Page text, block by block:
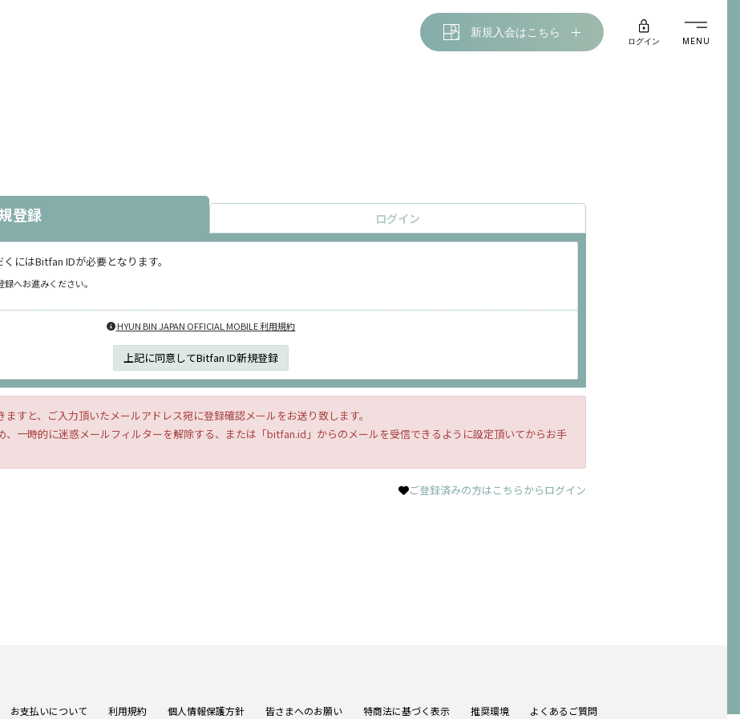
新規入会はこちら
ログイン MENU
登録 ログイン
にはBitfan IDが必要となります。
へお進みください。
HYUN BIN JAPAN OFFICIAL MOBILE 利用規約
上記に同意してBitfan ID新規登録
すと、ご入力頂いたメールアドレス宛に登録確認メールをお送り致します。
、一時的に迷惑メールフィルターを解除する、または「bitfan.id」からのメールを受信できるように設定頂いてからお手
ご登録済みの方はこちらからログイン
お支払いについて 利用規約 個人情報保護方針 皆さまへのお願い 特商法に基づく表示 推奨環境 よくあるご質問